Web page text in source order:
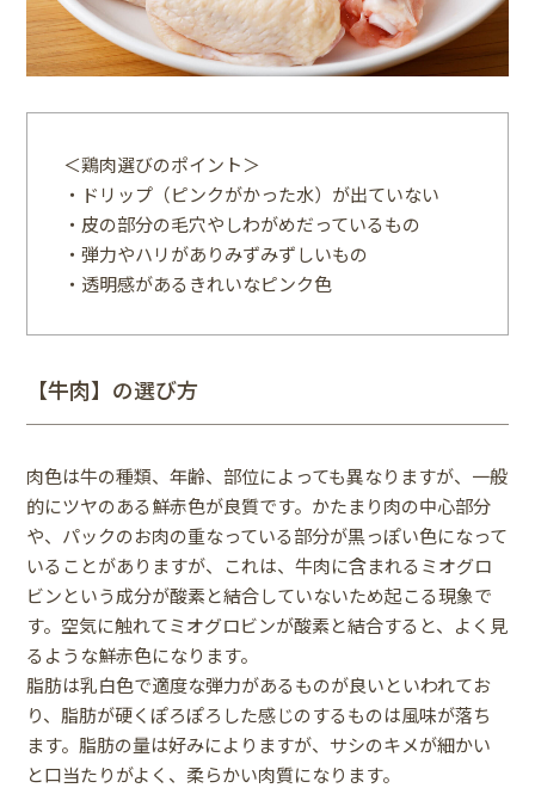
＜鶏肉選びのポイント＞
・ドリップ（ピンクがかった水）が出ていない
・皮の部分の毛穴やしわがめだっているもの
・弾力やハリがありみずみずしいもの
・透明感があるきれいなピンク色
【牛肉】の選び方
肉色は牛の種類、年齢、部位によっても異なりますが、一般
的にツヤのある鮮赤色が良質です。かたまり肉の中心部分
や、パックのお肉の重なっている部分が黒っぽい色になって
いることがありますが、これは、牛肉に含まれるミオグロ
ビンという成分が酸素と結合していないため起こる現象で
す。空気に触れてミオグロビンが酸素と結合すると、よく見
るような鮮赤色になります。
脂肪は乳白色で適度な弾力があるものが良いといわれてお
り、脂肪が硬くぽろぽろした感じのするものは風味が落ち
ます。脂肪の量は好みによりますが、サシのキメが細かい
と口当たりがよく、柔らかい肉質になります。